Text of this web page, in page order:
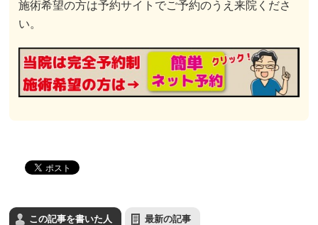
施術希望の方は予約サイトでご予約のうえ来院くださ
い。
この記事を書いた人 最新の記事